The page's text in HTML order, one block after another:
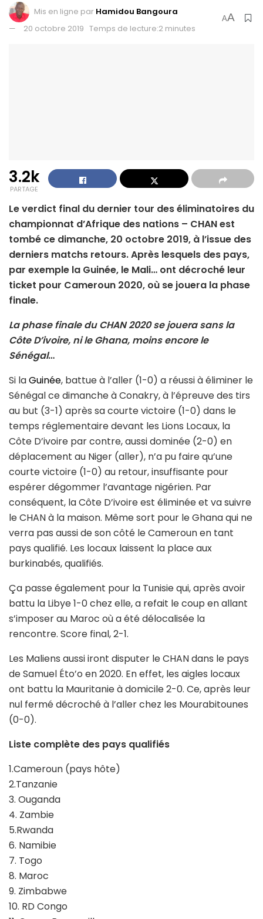
Mis en ligne par Hamidou Bangoura
20 octobre 2019 Temps de lecture:2 minutes
AA
3.2k
PARTAGE
Le verdict final du dernier tour des éliminatoires du
championnat d’Afrique des nations – CHAN est
tombé ce dimanche, 20 octobre 2019, à l’issue des
derniers matchs retours. Après lesquels des pays,
par exemple la Guinée, le Mali… ont décroché leur
ticket pour Cameroun 2020, où se jouera la phase
finale.
La phase finale du CHAN 2020 se jouera sans la
Côte D’ivoire, ni le Ghana, moins encore le
Sénégal…
Si laGuinée, battue à l’aller (1-0) a réussi à éliminer le
Sénégal ce dimanche à Conakry, à l’épreuve des tirs
au but (3-1) après sa courte victoire (1-0) dans le
temps réglementaire devant les Lions Locaux, la
Côte D’ivoire par contre, aussi dominée (2-0) en
déplacement au Niger (aller), n’a pu faire qu’une
courte victoire (1-0) au retour, insuffisante pour
espérer dégommer l’avantage nigérien. Par
conséquent, la Côte D’ivoire est éliminée et va suivre
le CHAN à la maison. Même sort pour le Ghana qui ne
verra pas aussi de son côté le Cameroun en tant
pays qualifié. Les locaux laissent la place aux
burkinabés, qualifiés.
Ça passe également pour la Tunisie qui, après avoir
battu la Libye 1-0 chez elle, a refait le coup en allant
s’imposer au Maroc où a été délocalisée la
rencontre. Score final, 2-1.
Les Maliens aussi iront disputer le CHAN dans le pays
de Samuel Éto’o en 2020. En effet, les aigles locaux
ont battu la Mauritanie à domicile 2-0. Ce, après leur
nul fermé décroché à l’aller chez les Mourabitounes
(0-0).
Liste complète des pays qualifiés
1.Cameroun (pays hôte)
2.Tanzanie
3. Ouganda
4. Zambie
5.Rwanda
6. Namibie
7. Togo
8. Maroc
9. Zimbabwe
10. RD Congo